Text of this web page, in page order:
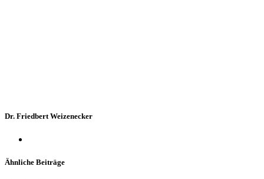
Dr. Friedbert Weizenecker
Ähnliche Beiträge